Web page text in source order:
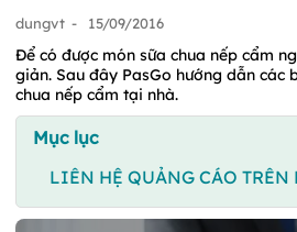
dungvt - 15/09/2016
Để có được món sữa chua nếp cẩm
giản. Sau đây PasGo hướng dẫn các
chua nếp cẩm tại nhà.
Mục lục
LIÊN HỆ QUẢNG CÁO TRÊN